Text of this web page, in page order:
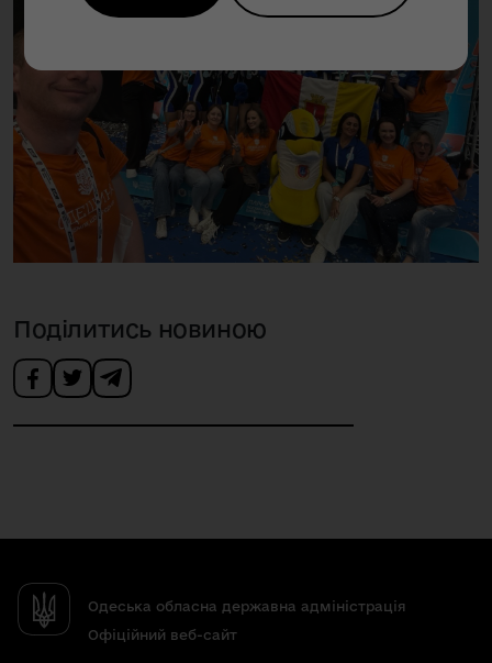
Поділитись новиною
Одеська обласна державна адміністрація
Офіційний веб-сайт